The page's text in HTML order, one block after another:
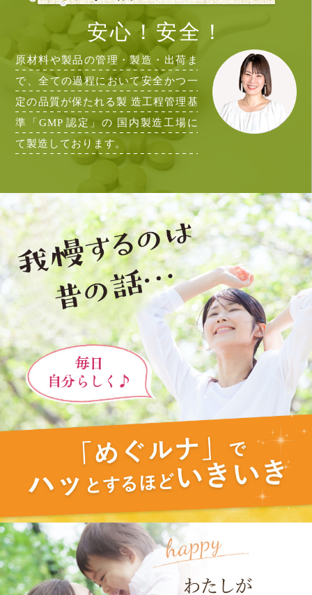
安心！安全！
原材料や製品の管理・製造・出荷ま
で、全ての過程において安全かつ一
定の品質が保たれる製 造工程管理基
準「GMP 認定」の 国内製造工場に
て製造しております。